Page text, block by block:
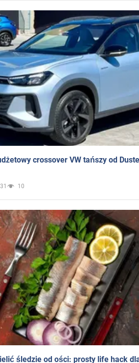
crossover VW tańszy od
10
śledzie od ości: prosty life hack